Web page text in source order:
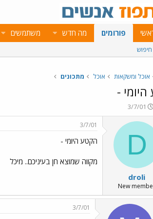
פורומים מה חדש משתמשים
חיפוש
אוכל ומשקאות אוכל מתכונים
-
פ
ו
ר
ם
ב
א
ר
י
ך
3/7/01
D
droli
New
3/7/01
הקטע היומי -
מקווה שמוצא חן בעיניכם.. מיכל
3/7/01